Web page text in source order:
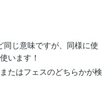
じ意味ですが、同様に使
います！
たはフェスのどちらかが検